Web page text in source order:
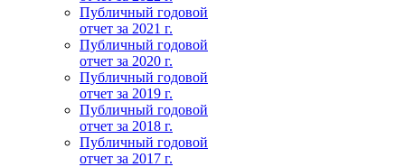
Публичный годовой
отчет за 2021 г.
Публичный годовой
отчет за 2020 г.
Публичный годовой
отчет за 2019 г.
Публичный годовой
отчет за 2018 г.
Публичный годовой
отчет за 2017 г.